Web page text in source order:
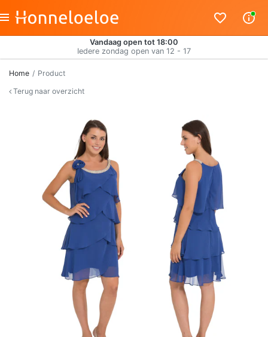
Vandaag open tot 18:00
Iedere zondag open van 12 - 17
Home
Product
Terug naar overzicht